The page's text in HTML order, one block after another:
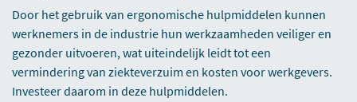
Door het gebruik van ergonomische hulpmiddelen kunnen
werknemers in de industrie hun werkzaamheden veiliger en
gezonder uitvoeren, wat uiteindelijk leidt tot een
vermindering van ziekteverzuim en kosten voor werkgevers.
Investeer daarom in deze hulpmiddelen.